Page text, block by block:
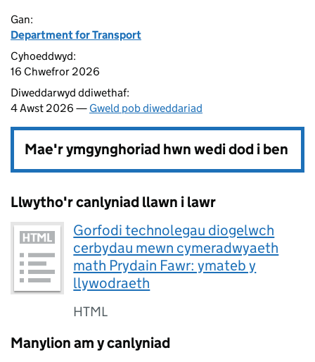
Gan:
Department for Transport
Cyhoeddwyd:
16 Chwefror 2026
Diweddarwyd ddiwethaf:
4 Awst 2026 — Gweld pob diweddariad
Mae'r ymgynghoriad hwn wedi dod i ben
Llwytho'r canlyniad llawn i lawr
Gorfodi technolegau diogelwch
cerbydau mewn cymeradwyaeth
math Prydain Fawr: ymateb y
llywodraeth
HTML
Manylion am y canlyniad